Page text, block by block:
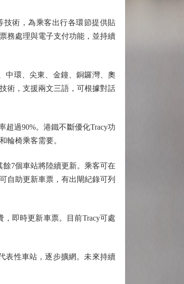
術，為乘客出行各環節提供貼
務處理與電子支付功能，並持續
中環、尖東、金鐘、銅鑼灣、奧
術，支援兩文三語，可根據對話
過90%。港鐵不斷優化Tracy功
輪椅乘客需要。
7個車站將陸續更新。乘客可在
自助更新車票，有出閘紀錄可列
即時更新車票。目前Tracy可處
表性車站，逐步擴網。未來持續